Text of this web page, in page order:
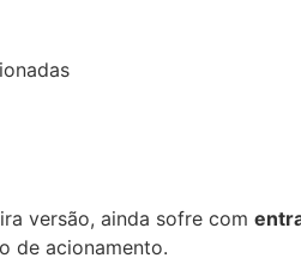
versão, ainda sofre com
de acionamento.